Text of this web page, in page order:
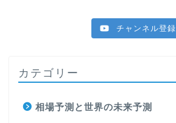
チャンネル登録
カテゴリー
相場予測と世界の未来予測